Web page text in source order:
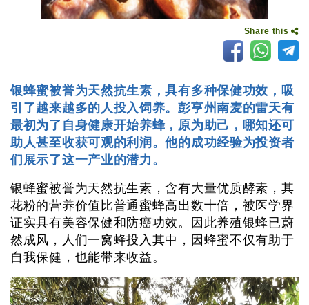
Share this
银蜂蜜被誉为天然抗生素，具有多种保健功效，吸
引了越来越多的人投入饲养。彭亨州南麦的雷天有
最初为了自身健康开始养蜂，原为助己，哪知还可
助人甚至收获可观的利润。他的成功经验为投资者
们展示了这一产业的潜力。
银蜂蜜被誉为天然抗生素，含有大量优质酵素，其
花粉的营养价值比普通蜜蜂高出数十倍，被医学界
证实具有美容保健和防癌功效。因此养殖银蜂已蔚
然成风，人们一窝蜂投入其中，因蜂蜜不仅有助于
自我保健，也能带来收益。